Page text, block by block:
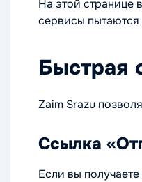
На этой странице
сервисы пытаются
Быстрая
Zaim Srazu
Ссылка
Если вы